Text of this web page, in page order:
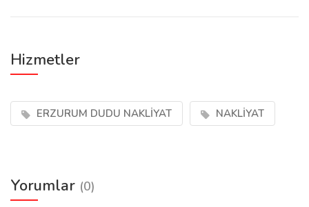
Hizmetler
ERZURUM DUDU NAKLİYAT NAKLİYAT
Yorumlar (0)